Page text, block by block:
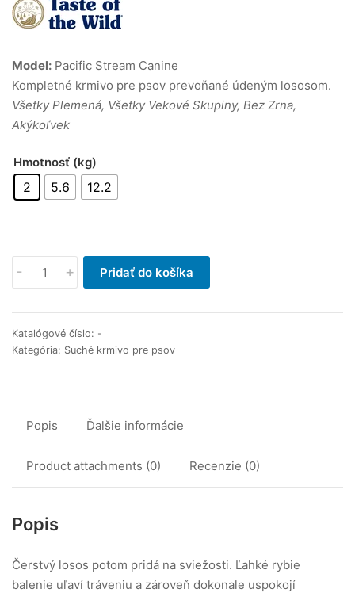
€51.00
Model: Pacific Stream Canine
Kompletné krmivo pre psov prevoňané údeným lososom.
Všetky Plemená, Všetky Vekové Skupiny, Bez Zrna,
Akýkoľvek
Hmotnosť (kg)
2 5.6 12.2
množstvo
Taste
Wild
- + Pridať do košíka
Katalógové číslo: -
Kategória: Suché krmivo pre psov
Popis Ďalšie informácie
Product attachments (0) Recenzie (0)
Popis
Čerstvý losos potom pridá na sviežosti. Ľahké rybie
balenie uľaví tráveniu a zároveň dokonale uspokojí